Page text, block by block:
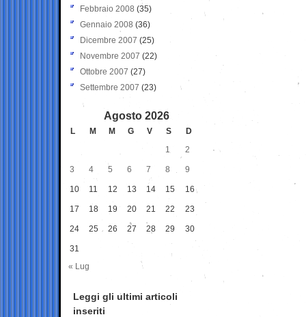
Febbraio 2008 (35)
Gennaio 2008 (36)
Dicembre 2007 (25)
Novembre 2007 (22)
Ottobre 2007 (27)
Settembre 2007 (23)
Agosto 2026
L M M G V S
D
1
2
3 4 5 6 7 8 9
10 11 12 13 14 15 16
17 18 19 20 21 22 23
24 25 26 27 28 29 30
31
« Lug
Leggi gli ultimi articoli
inseriti